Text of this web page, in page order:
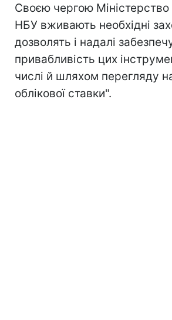
Своєю чергою Міністерство
НБУ вживають необхідні
дозволять і надалі
привабливість цих
числі й шляхом перегляду
облікової ставки".